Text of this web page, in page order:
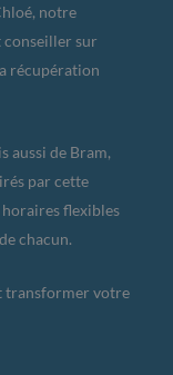
notre
sur
récupération
aussi de Bram,
par cette
flexibles
chacun.
transformer votre